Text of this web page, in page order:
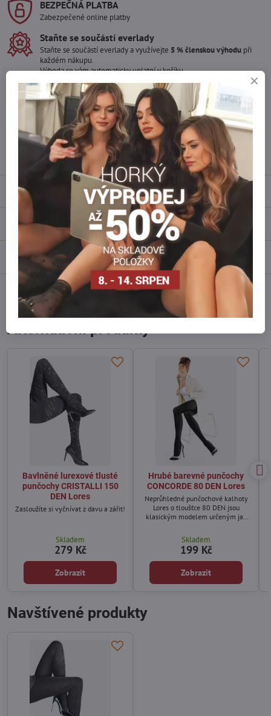
BEZPEČNÁ PLATBA
Zabezpečené online platby
Staňte se součástí everlady
Staňte se součástí everlady a využívejte 5 % členskou výhodu při
každém nákupu.
Výhoda se vám automaticky uplatní v košíku.
Máte zájem o více kusů ?
Kontaktujte nás na mail, zboží pro Vás doskladníme!
info​@everlady​.eu
Popis
Recenze 0
Diskuse 0
Facebook Reddit WhatsApp
Alternativní produkty
Bavlněné lurexové tlusté
punčochy CRISTALLI 150
DEN Lores
Zasloužíte si vyčnívat z davu a zářit!
Skladem
279 Kč
Zobrazit
Hrubé barevné punčochy
CONCORDE 80 DEN Lores
Neprůhledné punčochové kalhoty
Lores o tloušťce 80 DEN jsou
klasickým modelem určeným jak
outfity pro skvělé příležitosti.
Skladem
199 Kč
Zobrazit
Navštívené produkty